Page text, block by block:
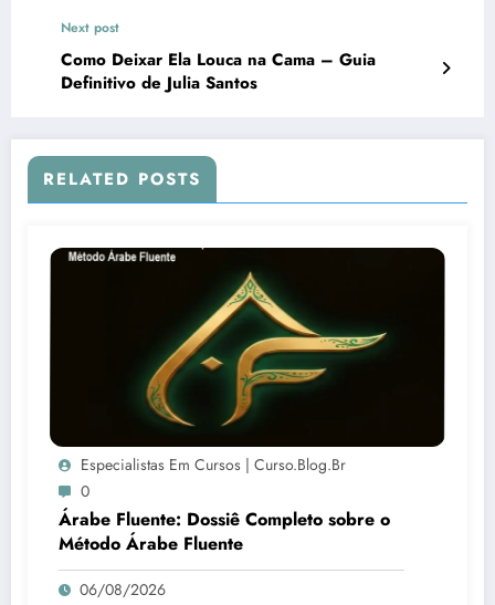
Next post
Como Deixar Ela Louca na Cama – Guia
Definitivo de Julia Santos
RELATED POSTS
Especialistas Em Cursos | Curso.blog.br
0
Árabe Fluente: Dossiê Completo sobre o
Método Árabe Fluente
06/08/2026